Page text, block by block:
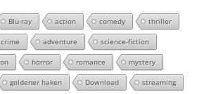
Blu-ray action comedy thriller
crime adventure science-fiction
horror romance mystery
goldener haken Download streaming